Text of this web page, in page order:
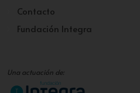
Contacto
Fundación Integra
Una actuación de: